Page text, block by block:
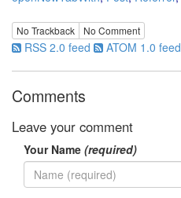
No Trackback No Comment
RSS 2.0 feed ATOM 1.0 feed
Comments
Leave your comment
Your Name (required)